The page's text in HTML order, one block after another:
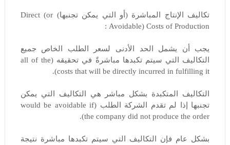
تكاليف الإنتاج المباشرة (أو التي يمكن تجنبها) Direct (or
Avoidable) Costs of Production :
يجب أن يشمل الحد الأدنى لسعر الطلب الخاص جميع
التكاليف التي سيتم تكبدها مباشرةً في تحقيقه (all of the
costs that will be directly incurred in fulfilling it).
التكاليف المتكبدة بشكل مباشر هي التكاليف التي يمكن
تجنبها إذا لم تقدم الشركة الطلب (would be avoidable if
the company did not produce the order).
بشكل عام فإن التكاليف التي سيتم تكبدها مباشرة نتيجة